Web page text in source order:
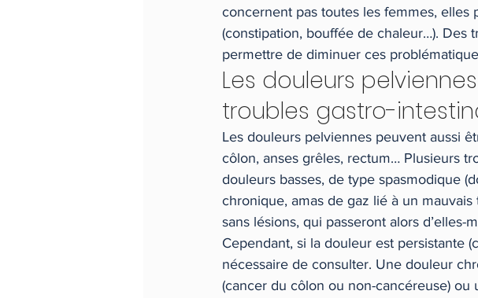
concernent pas toutes les femmes, elles
(constipation, bouffée de chaleur…). Des
permettre de diminuer ces
Les douleurs
troubles gastro-
Les douleurs pelviennes peuvent aussi
côlon, anses grêles, rectum… Plusieurs
douleurs basses, de type spasmodique
chronique, amas de gaz lié à un
sans lésions, qui passeront alors d’elles-
Cependant, si la douleur est persistante
nécessaire de consulter. Une douleur
(cancer du côlon ou non-cancéreuse) ou